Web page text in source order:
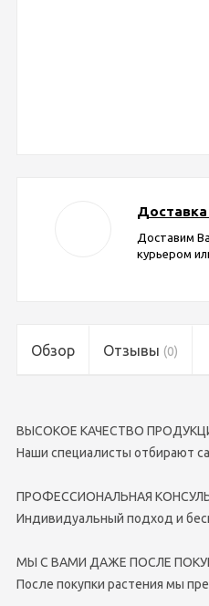
Доставка
Доставим
курьером
Обзор Отзывы (0)
ВЫСОКОЕ КАЧЕСТВО
Наши специалисты отбирают
ПРОФЕССИОНАЛЬНАЯ
Индивидуальный подход и
МЫ С ВАМИ ДАЖЕ ПОСЛЕ
После покупки растения мы